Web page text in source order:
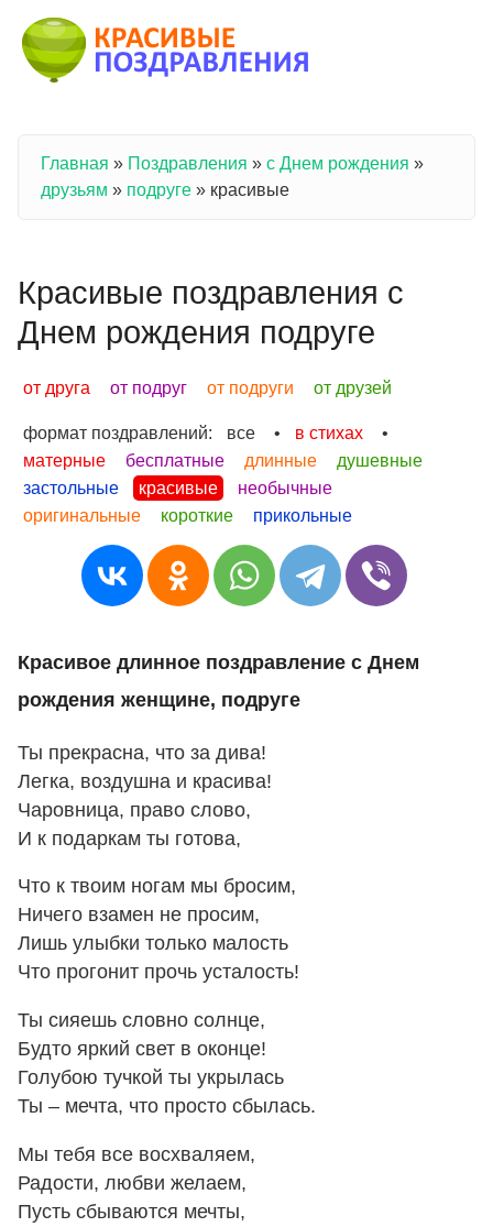
Вы здесь
Главная » Поздравления » с Днем рождения »
друзьям » подруге » красивые
Красивые поздравления с
Днем рождения подруге
от друга от подруг от подруги от друзей
формат поздравлений: все • в стихах
•
матерные
бесплатные длинные
душевные
застольные
красивые
необычные
оригинальные
короткие прикольные
Красивое длинное поздравление с Днем
рождения женщине, подруге
Ты прекрасна, что за дива!
Легка, воздушна и красива!
Чаровница, право слово,
И к подаркам ты готова,
Что к твоим ногам мы бросим,
Ничего взамен не просим,
Лишь улыбки только малость
Что прогонит прочь усталость!
Ты сияешь словно солнце,
Будто яркий свет в оконце!
Голубою тучкой ты укрылась
Ты – мечта, что просто сбылась.
Мы тебя все восхваляем,
Радости, любви желаем,
Пусть сбываются мечты,